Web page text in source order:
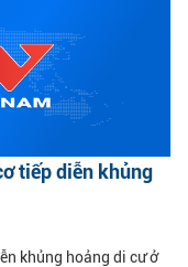
tiếp diễn khủng
khủng hoảng di cư ở